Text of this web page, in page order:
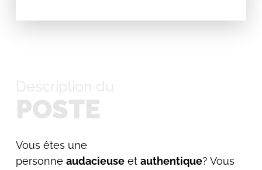
Description du
POSTE
Vous êtes une
personne audacieuseet authentique? Vous